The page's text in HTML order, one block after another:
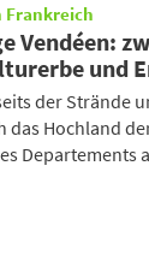
Frankreich
Vendéen:
und
der Strände
das Hochland
Departements